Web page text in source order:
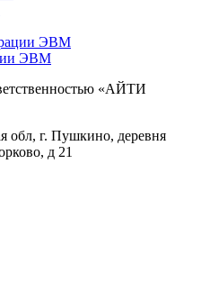
ЭВМ
ЭВМ
«АЙТИ
обл, г. Пушкино, деревня
д 21